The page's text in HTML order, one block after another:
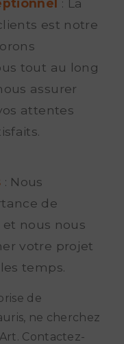
: La
est notre
tout au long
assurer
attentes
: Nous
de
et nous nous
votre projet
temps.
de
ne cherchez
Contactez-